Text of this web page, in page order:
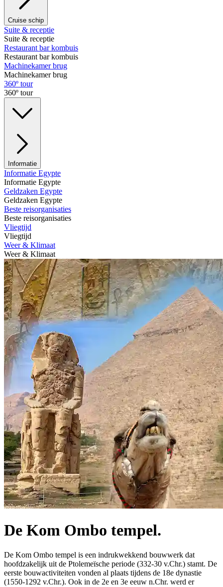
Cruise schip
Suite & receptie
Suite & receptie
Restaurant bar kombuis
Restaurant bar kombuis
Machinekamer brug
Machinekamer brug
360º tour
360º tour
Informatie
Informatie Egypte
Informatie Egypte
Geldzaken Egypte
Geldzaken Egypte
Beste reisorganisaties
Beste reisorganisaties
Vliegtijd
Vliegtijd
Weer & Klimaat
Weer & Klimaat
De Kom Ombo tempel.
De Kom Ombo tempel is een indrukwekkend bouwwerk dat
hoofdzakelijk uit de Ptolemeïsche periode (332-30 v.Chr.) stamt. De
eerste bouwactiviteiten vonden al plaats tijdens de 18e dynastie
(1550-1292 v.Chr.). Ook in de 2e en 3e eeuw n.Chr. werd er